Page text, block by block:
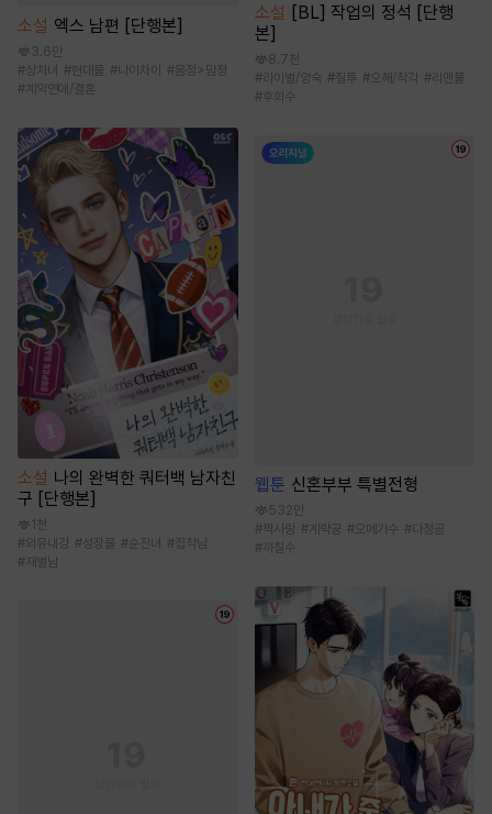
소설 엑스 남편 [단행본]
3.6만
#상처녀 #현대물 #나이차이 # 몸정>맘정
# 계약연애/결혼
소설 나의 완벽한 쿼터백 남자친
구 [단행본]
1천
#외유내강 #성장물 #순진녀 #집착남
# 재벌남
소설 [BL] 작업의 정석 [단행
본]
8.7천
#라이벌/앙숙 #질투 #오해/착각 #리맨물
#후회수
웹툰 신혼부부 특별전형
532만
#짝사랑 #계략공 #오메가수 #다정공
#까칠수